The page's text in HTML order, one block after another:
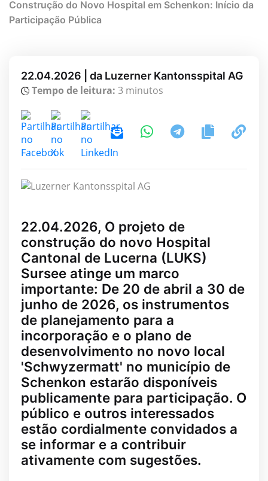
Construção do Novo Hospital em Schenkon: Início da
Participação Pública
22.04.2026 | da Luzerner Kantonsspital AG
Tempo de leitura: 3 minutos
22.04.2026, O projeto de
construção do novo Hospital
Cantonal de Lucerna (LUKS)
Sursee atinge um marco
importante: De 20 de abril a 30 de
junho de 2026, os instrumentos
de planejamento para a
incorporação e o plano de
desenvolvimento no novo local
'Schwyzermatt' no município de
Schenkon estarão disponíveis
publicamente para participação. O
público e outros interessados
estão cordialmente convidados a
se informar e a contribuir
ativamente com sugestões.